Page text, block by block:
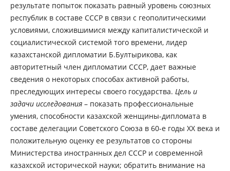
результате попыток показать равный уровень союзных
республик в составе СССР в связи с геополитическими
условиями, сложившимися между капиталистической и
социалистической системой того времени, лидер
казахстанской дипломатии Б.Бултырикова, как
авторитетный член дипломатии СССР, дает важные
сведения о некоторых способах активной работы,
преследующих интересы своего государства. Цель и
задачи исследования – показать профессиональные
умения, способности казахской женщины-дипломата в
составе делегации Советского Союза в 60-е годы XX века и
положительную оценку ее результатов со стороны
Министерства иностранных дел СССР и современной
казахской исторической науки; обратить внимание на